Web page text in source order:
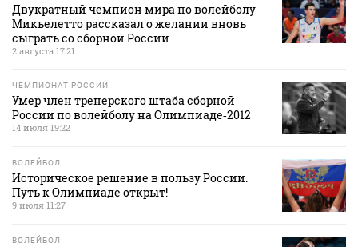
Двукратный чемпион мира по волейболу
Микьелетто рассказал о желании вновь
сыграть со сборной России
2 августа 17:21
ЧЕМПИОНАТ РОССИИ
Умер член тренерского штаба сборной
России по волейболу на Олимпиаде‑2012
14 июля 19:22
ВОЛЕЙБОЛ
Историческое решение в пользу России.
Путь к Олимпиаде открыт!
9 июля 11:27
ВОЛЕЙБОЛ